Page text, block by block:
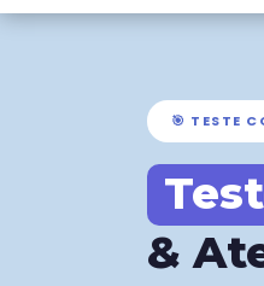
🎯 TESTE
&